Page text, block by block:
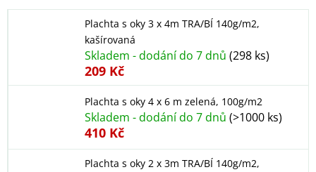
Plachta s oky 3 x 4m TRA/BÍ 140g/m2,
kašírovaná
Skladem - dodání do 7 dnů (298 ks)
209 Kč
Plachta s oky 4 x 6 m zelená, 100g/m2
Skladem - dodání do 7 dnů (>1000 ks)
410 Kč
Plachta s oky 2 x 3m TRA/BÍ 140g/m2,